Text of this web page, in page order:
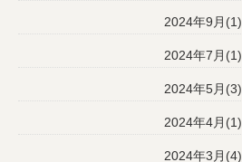
2024年9月(1)
2024年7月(1)
2024年5月(3)
2024年4月(1)
2024年3月(4)